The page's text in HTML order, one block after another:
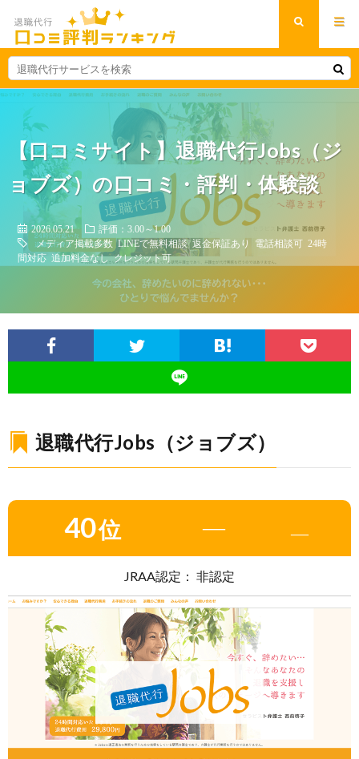
【口コミサイト】退職代行Jobs（ジ
ョブズ）の口コミ・評判・体験談
2026.05.21
評価：3.00～1.00
メディア掲載多数 LINEで無料相談 返金保証あり 電話相談可 24時
間対応 追加料金なし クレジット可
退職代行Jobs（ジョブズ）
40位 ― ―
JRAA認定： 非認定